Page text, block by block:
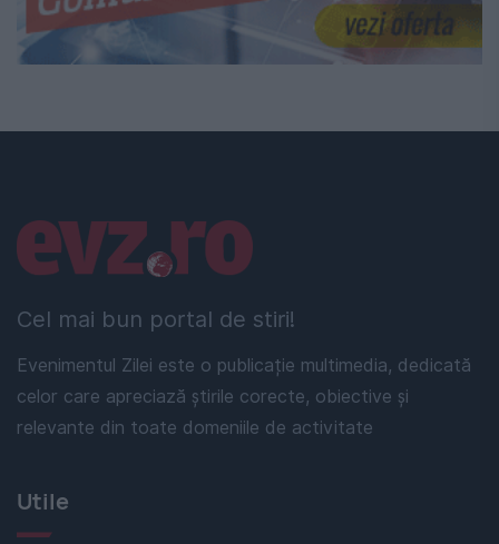
Cel mai bun portal de stiri!
Evenimentul Zilei este o publicație multimedia, dedicată
celor care apreciază știrile corecte, obiective și
relevante din toate domeniile de activitate
Linkuri utile
Utile